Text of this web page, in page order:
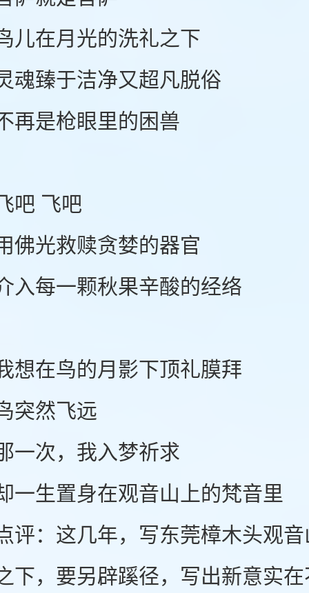
月光的洗礼之下
于洁净又超凡脱俗
枪眼里的困兽
飞吧
救赎贪婪的器官
一颗秋果辛酸的经络
鸟的月影下顶礼膜拜
然飞远
，我入梦祈求
置身在观音山上的梵音里
这几年，写东莞樟木头观音
下，要另辟蹊径，写出新意实